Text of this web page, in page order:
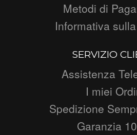
Metodi di
Informativa
SERVIZIO
Assistenza
I miei
Spedizione
Garanzia